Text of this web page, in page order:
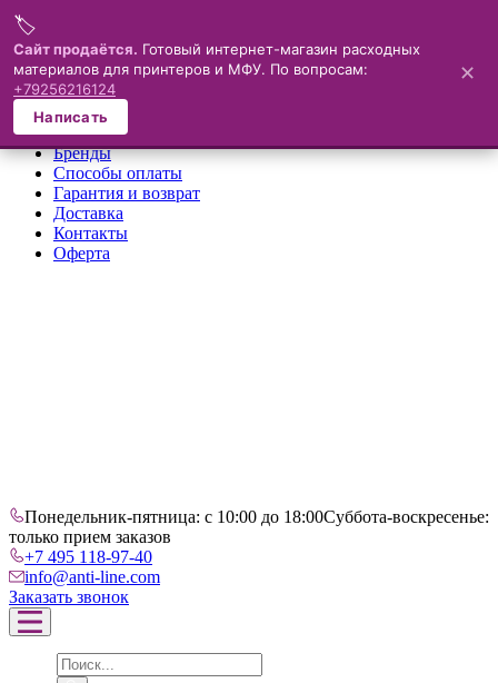
Меню
×
О компании
Каталог
Бренды
Способы оплаты
Гарантия и возврат
Доставка
Контакты
Оферта
Понедельник-пятница: с 10:00 до 18:00Суббота-воскресенье:
только прием заказов
+7 495 118-97-40
info@anti-line.com
Заказать звонок
🏷️
Сайт продаётся. Готовый интернет-магазин расходных
материалов для принтеров и МФУ. По вопросам:
+79256216124
Написать
✕